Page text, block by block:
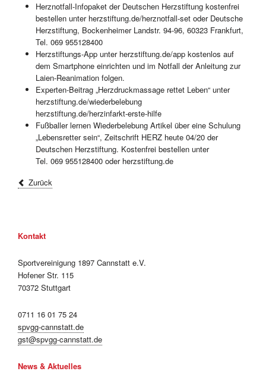
Herznotfall-Infopaket der Deutschen Herzstiftung kostenfrei
bestellen unter herzstiftung.de/herznotfall-set oder Deutsche
Herzstiftung, Bockenheimer Landstr. 94-96, 60323 Frankfurt,
Tel. 069 955128400
Herzstiftungs-App unter herzstiftung.de/app kostenlos auf
dem Smartphone einrichten und im Notfall der Anleitung zur
Laien-Reanimation folgen.
Experten-Beitrag „Herzdruckmassage rettet Leben“ unter
herzstiftung.de/wiederbelebung
herzstiftung.de/herzinfarkt-erste-hilfe
Fußballer lernen Wiederbelebung Artikel über eine Schulung
„Lebensretter sein“, Zeitschrift HERZ heute 04/20 der
Deutschen Herzstiftung. Kostenfrei bestellen unter
Tel. 069 955128400 oder herzstiftung.de
Zurück
Kontakt
Sportvereinigung 1897 Cannstatt e.V.
Hofener Str. 115
70372 Stuttgart
0711 16 01 75 24
spvgg-cannstatt.de
gst@spvgg-cannstatt.de
News & Aktuelles